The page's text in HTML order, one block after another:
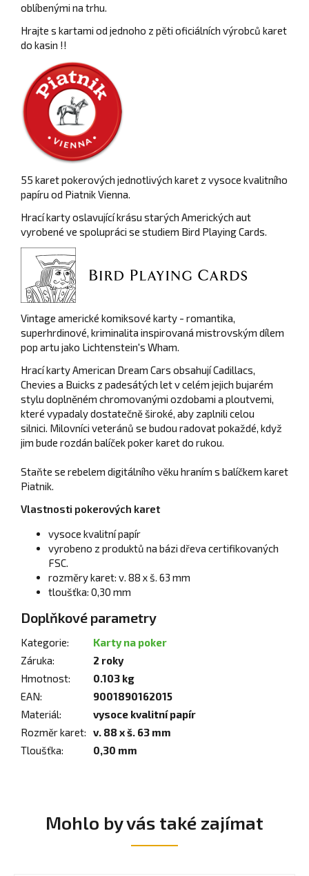
oblíbenými na trhu.
Hrajte s kartami od jednoho z pěti oficiálních výrobců karet
do kasin !!
55 karet pokerových jednotlivých karet z vysoce kvalitního
papíru od Piatnik Vienna.
Hrací karty oslavující krásu starých Amerických aut
vyrobené ve spolupráci se studiem Bird Playing Cards.
Vintage americké komiksové karty - romantika,
superhrdinové, kriminalita inspirovaná mistrovským dílem
pop artu jako Lichtenstein's Wham.
Hrací karty American Dream Cars obsahují Cadillacs,
Chevies a Buicks z padesátých let v celém jejich bujarém
stylu doplněném chromovanými ozdobami a ploutvemi,
které vypadaly dostatečně široké, aby zaplnili celou
silnici. Milovníci veteránů se budou radovat pokaždé, když
jim bude rozdán balíček poker karet do rukou.
Staňte se rebelem digitálního věku hraním s balíčkem karet
Piatnik.
Vlastnosti pokerových karet
vysoce kvalitní papír
vyrobeno z produktů na bázi dřeva certifikovaných
FSC.
rozměry karet: v. 88 x š. 63 mm
tloušťka: 0,30 mm
Doplňkové parametry
Kategorie:
Karty na poker
Záruka:
2 roky
Hmotnost:
0.103 kg
EAN:
9001890162015
Materiál:
vysoce kvalitní papír
Rozměr karet:
v. 88 x š. 63 mm
Tloušťka: 0,30 mm
Mohlo by vás také zajímat